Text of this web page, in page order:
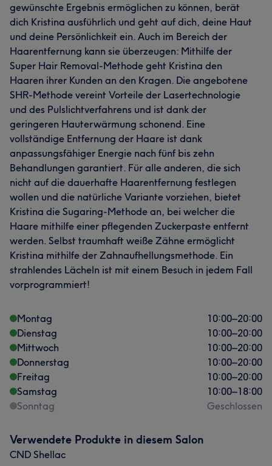
gewünschte Ergebnis ermöglichen zu können, berät
dich Kristina ausführlich und geht auf dich, deine Haut
und deine Persönlichkeit ein. Auch im Bereich der
Haarentfernung kann sie überzeugen: Mithilfe der
Super Hair Removal-Methode geht Kristina den
Haaren ihrer Kunden an den Kragen. Die angebotene
SHR-Methode vereint Vorteile der Lasertechnologie
und des Pulslichtverfahrens und ist dank der
geringeren Hauterwärmung schonend. Eine
vollständige Entfernung der Haare ist dank
anpassungsfähiger Energie nach fünf bis zehn
Behandlungen garantiert. Für alle anderen, die sich
nicht auf die dauerhafte Haarentfernung festlegen
wollen und die natürliche Variante vorziehen, bietet
Kristina die Sugaring-Methode an, bei welcher die
Haare mithilfe einer pflegenden Zuckerpaste entfernt
werden. Selbst traumhaft weiße Zähne ermöglicht
Kristina mithilfe der Zahnaufhellungsmethode. Ein
strahlendes Lächeln ist mit einem Besuch in jedem Fall
vorprogrammiert!
Montag 10:00–20:00
Dienstag
10:00–20:00
Mittwoch
10:00–20:00
Donnerstag
10:00–20:00
Freitag
10:00–20:00
Samstag
10:00–18:00
Sonntag
Geschlossen
Verwendete Produkte in diesem Salon
CND Shellac